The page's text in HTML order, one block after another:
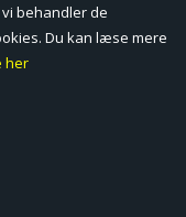
behandler de
Du kan læse mere
her